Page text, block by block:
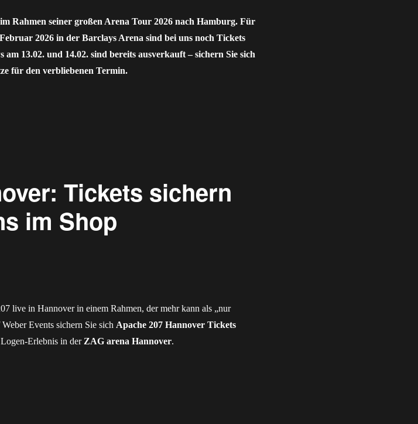
Rahmen seiner großen Arena Tour 2026 nach Hamburg. Für
2026 in der Barclays Arena sind bei uns noch Tickets
am 13.02. und 14.02. sind bereits ausverkauft – sichern Sie sich
für den verbliebenen Termin.
Tickets für die Arena Tour 2026 am 12. Februar noch verfügbar“
Tickets sichern
im Shop
live in Hannover in einem Rahmen, der mehr kann als „nur
Events sichern Sie sich Apache 207 Hannover Tickets
Erlebnis in der ZAG arena Hannover.
Tickets sichern Sie sich noch bei uns im Shop“